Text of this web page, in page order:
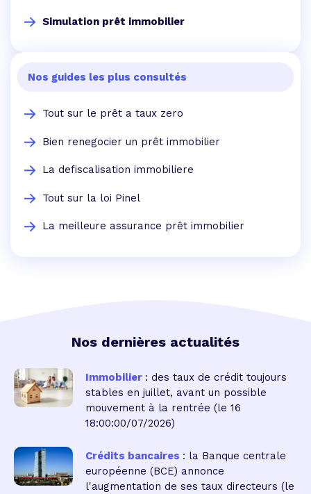
Simulation prêt immobilier
Nos guides les plus consultés
Tout sur le prêt a taux zero
Bien renegocier un prêt immobilier
La defiscalisation immobiliere
Tout sur la loi Pinel
La meilleure assurance prêt immobilier
Nos dernières actualités
Immobilier : des taux de crédit toujours
stables en juillet, avant un possible
mouvement à la rentrée (le 16
18:00:00/07/2026)
Crédits bancaires : la Banque centrale
européenne (BCE) annonce
l'augmentation de ses taux directeurs (le